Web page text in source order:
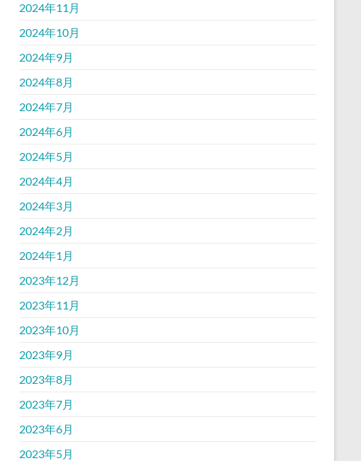
2024年11月
2024年10月
2024年9月
2024年8月
2024年7月
2024年6月
2024年5月
2024年4月
2024年3月
2024年2月
2024年1月
2023年12月
2023年11月
2023年10月
2023年9月
2023年8月
2023年7月
2023年6月
2023年5月